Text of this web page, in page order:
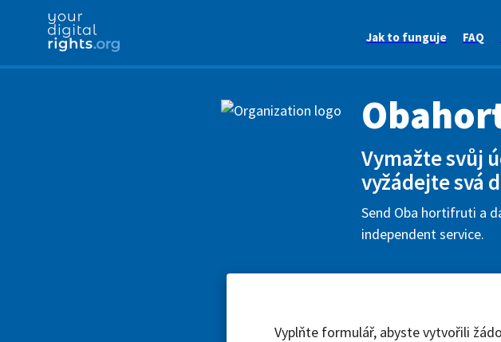
Jak to funguje FAQ
Vymažte svůj
vyžádejte svá
Send Oba hortifruti a
independent service.
Vyplňte formulář, abyste vytvořili